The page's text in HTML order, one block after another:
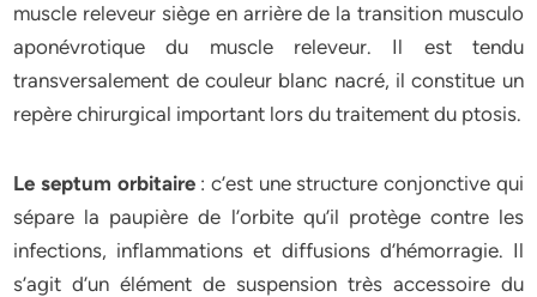
muscle releveur siège en arrière de la transition musculo
aponévrotique du muscle releveur. Il est tendu
transversalement de couleur blanc nacré, il constitue un
repère chirurgical important lors du traitement du ptosis.
Le septum orbitaire: c’est une structure conjonctive qui
sépare la paupière de l’orbite qu’il protège contre les
infections, inflammations et diffusions d’hémorragie. Il
s’agit d’un élément de suspension très accessoire du